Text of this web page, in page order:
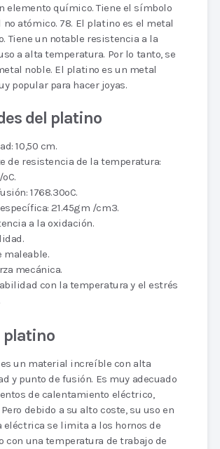
elemento químico. Tiene el símbolo
atómico. 78. El platino es el metal
Tiene un notable resistencia a la
a alta temperatura. Por lo tanto, se
noble. El platino es un metal
popular para hacer joyas.
del platino
10,50 cm.
de resistencia de la temperatura:
1768.30oC.
21.45gm /cm3.
a la oxidación.
maleable.
mecánica.
con la temperatura y el estrés
platino
un material increíble con alta
y punto de fusión. Es muy adecuado
de calentamiento eléctrico,
debido a su alto coste, su uso en
eléctrica se limita a los hornos de
con una temperatura de trabajo de